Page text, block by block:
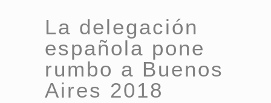
La delegación
española pone
rumbo a Buenos
Aires 2018